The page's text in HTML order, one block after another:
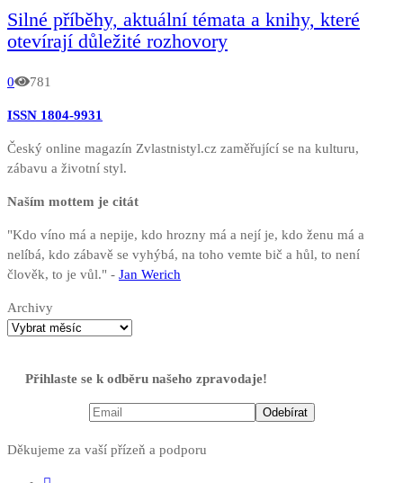
Silné příběhy, aktuální témata a knihy, které
otevírají důležité rozhovory
0 781
ISSN 1804-9931
Český online magazín Zvlastnistyl.cz zaměřující se na kulturu,
zábavu a životní styl.
Naším mottem je citát
"Kdo víno má a nepije, kdo hrozny má a nejí je, kdo ženu má a
nelíbá, kdo zábavě se vyhýbá, na toho vemte bič a hůl, to není
člověk, to je vůl." - Jan Werich
Archivy
Přihlaste se k odběru našeho zpravodaje!
Děkujeme za vaší přízeň a podporu